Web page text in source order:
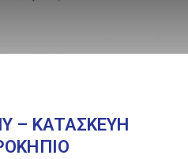
– ΚΑΤΑΣΚΕΥΗ